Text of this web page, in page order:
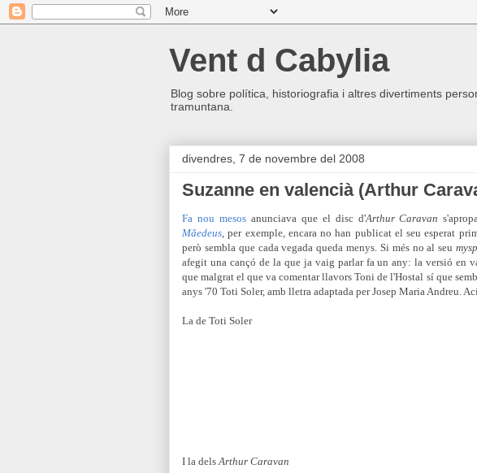
Vent d Cabylia
Blog sobre política, historiografia i altres divertiments
tramuntana.
divendres, 7 de novembre del 2008
Suzanne en valencià (Arthur
Fa nou mesosanunciava que el disc d'Arthur Caravan
Mãedeus, per exemple, encara no han publicat el seu esperat
però sembla que cada vegada queda menys. Si més no al seu
afegit una cançó de la que ja vaig parlar fa un any: la versió en
que malgrat el que va comentar llavors Toni de l'Hostal sí que
anys '70 Toti Soler, amb lletra adaptada per Josep Maria Andreu.
La de Toti Soler
I la delsArthur Caravan